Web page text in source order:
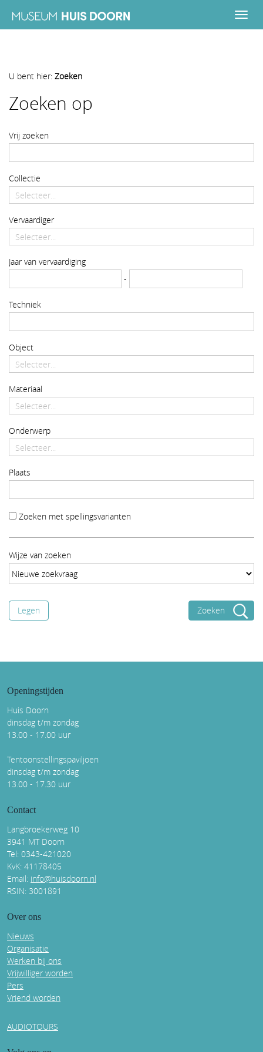
U bent hier: Zoeken
Zoeken
Zoeken op
Vrij zoeken
Collectie
Vervaardiger
Jaar van vervaardigingstartdatum
-
Techniek
Object
Materiaal
Onderwerp
Plaats
Zoeken met spellingsvarianten
Wijze van zoeken
Legen
Openingstijden
Huis Doorn
dinsdag t/m zondag
13.00 - 17.00 uur
Tentoonstellingspaviljoen
dinsdag t/m zondag
13.00 - 17.30 uur
Contact
Langbroekerweg 10
3941 MT Doorn
Tel: 0343-421020
KvK: 41178405
Email: info@huisdoorn.nl
RSIN: 3001891
Over ons
Nieuws
Organisatie
Werken bij ons
Vrijwilliger worden
Pers
Vriend worden
AUDIOTOURS